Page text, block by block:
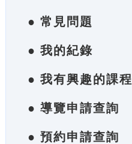
● 常見問題
● 我的紀錄
● 我有興趣的課程
● 導覽申請查詢
● 預約申請查詢